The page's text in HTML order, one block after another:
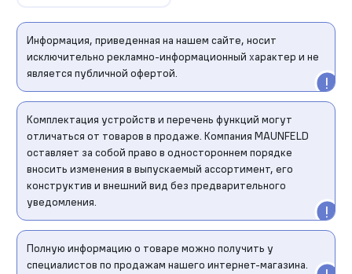
Информация, приведенная на нашем сайте, носит
исключительно рекламно-информационный характер и не
является публичной офертой.
Комплектация устройств и перечень функций могут
отличаться от товаров в продаже. Компания MAUNFELD
оставляет за собой право в одностороннем порядке
вносить изменения в выпускаемый ассортимент, его
конструктив и внешний вид без предварительного
уведомления.
Полную информацию о товаре можно получить у
специалистов по продажам нашего интернет-магазина.